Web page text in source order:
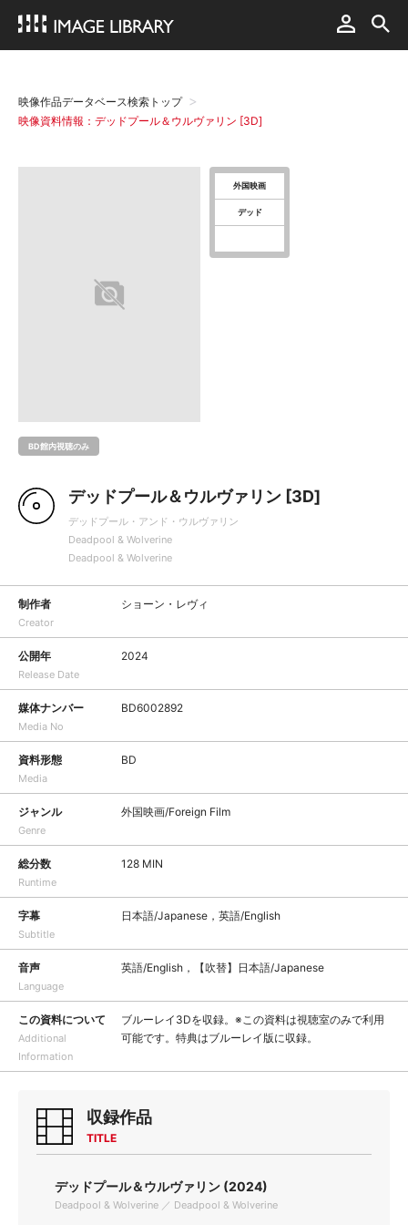
映像作品データベース検索トップ
映像資料情報：デッドプール＆ウルヴァリン [3D]
BD館内視聴のみ
外国映画
デッド
デッドプール＆ウルヴァリン [3D]
デッドプール・アンド・ウルヴァリン
Deadpool & Wolverine
Deadpool & Wolverine
制作者
Creator
ショーン・レヴィ
公開年
Release Date
2024
媒体ナンバー
Media No
BD6002892
資料形態
Media
BD
ジャンル
Genre
外国映画/Foreign Film
総分数
Runtime
128 MIN
字幕
Subtitle
日本語/Japanese，英語/English
音声
Language
英語/English，【吹替】日本語/Japanese
この資料について
Additional
Information
ブルーレイ3Dを収録。※この資料は視聴室のみで利用
可能です。特典はブルーレイ版に収録。
収録作品
TITLE
デッドプール＆ウルヴァリン (2024)
Deadpool & Wolverine ／ Deadpool & Wolverine